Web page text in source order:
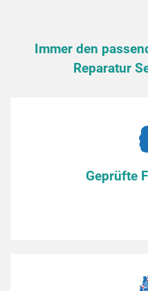
Immer den
Reparatur
Geprüfte